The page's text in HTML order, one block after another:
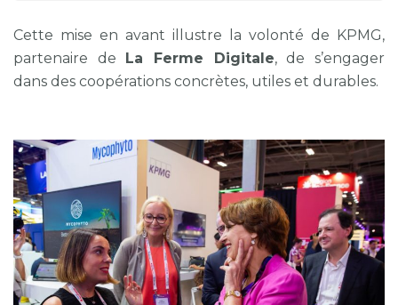
Cette mise en avant illustre la volonté de KPMG,
partenaire de La Ferme Digitale, de s’engager
dans des coopérations concrètes, utiles et durables.